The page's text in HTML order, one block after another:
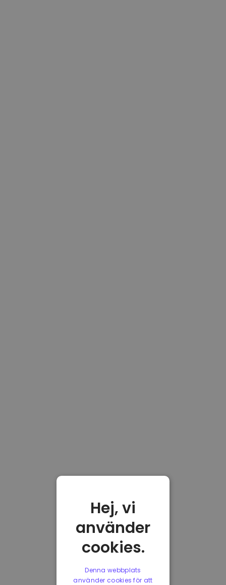
Hej, vi
använder
cookies.
Denna webbplats
använder cookies för att